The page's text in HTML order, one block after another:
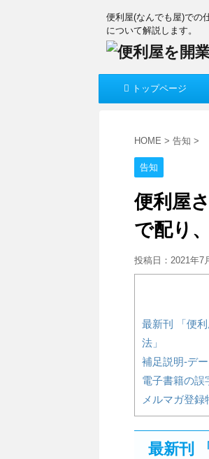
便利屋(なんでも屋)での
について解説します。
トップページ
HOME > 告知 >
告知
便利屋
で配り
投稿日：2021年7
最新刊 「便
法」
補足説明-デ
電子書籍の誤
メルマガ登録
最新刊